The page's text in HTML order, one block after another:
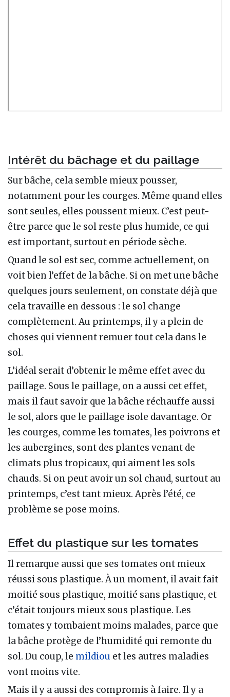
Intérêt du bâchage et du paillage
Sur bâche, cela semble mieux pousser,
notamment pour les courges. Même quand elles
sont seules, elles poussent mieux. C’est peut-
être parce que le sol reste plus humide, ce qui
est important, surtout en période sèche.
Quand le sol est sec, comme actuellement, on
voit bien l’effet de la bâche. Si on met une bâche
quelques jours seulement, on constate déjà que
cela travaille en dessous : le sol change
complètement. Au printemps, il y a plein de
choses qui viennent remuer tout cela dans le
sol.
L’idéal serait d’obtenir le même effet avec du
paillage. Sous le paillage, on a aussi cet effet,
mais il faut savoir que la bâche réchauffe aussi
le sol, alors que le paillage isole davantage. Or
les courges, comme les tomates, les poivrons et
les aubergines, sont des plantes venant de
climats plus tropicaux, qui aiment les sols
chauds. Si on peut avoir un sol chaud, surtout au
printemps, c’est tant mieux. Après l’été, ce
problème se pose moins.
Effet du plastique sur les tomates
Il remarque aussi que ses tomates ont mieux
réussi sous plastique. À un moment, il avait fait
moitié sous plastique, moitié sans plastique, et
c’était toujours mieux sous plastique. Les
tomates y tombaient moins malades, parce que
la bâche protège de l’humidité qui remonte du
sol. Du coup, le mildiou et les autres maladies
vont moins vite.
Mais il y a aussi des compromis à faire. Il y a